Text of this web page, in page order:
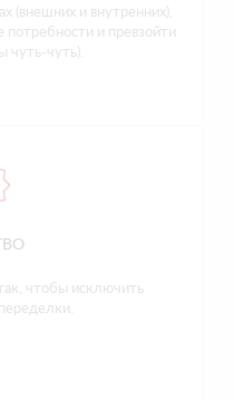
(внешних и внутренних),
потребности и превзойти
чуть-чуть).
чтобы исключить